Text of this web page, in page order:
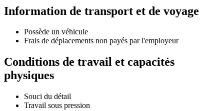
Information de transport et de voyage
Possède un véhicule
Frais de déplacements non payés par l'employeur
Conditions de travail et capacités
physiques
Souci du détail
Travail sous pression